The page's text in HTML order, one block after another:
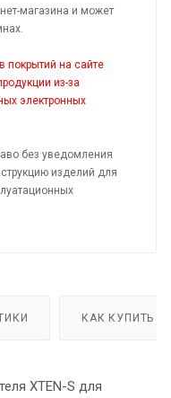
магазина и может
покрытий на сайте
из-за
электронных
без уведомления
изделий для
КАК КУПИТЬ
XTEN-S для